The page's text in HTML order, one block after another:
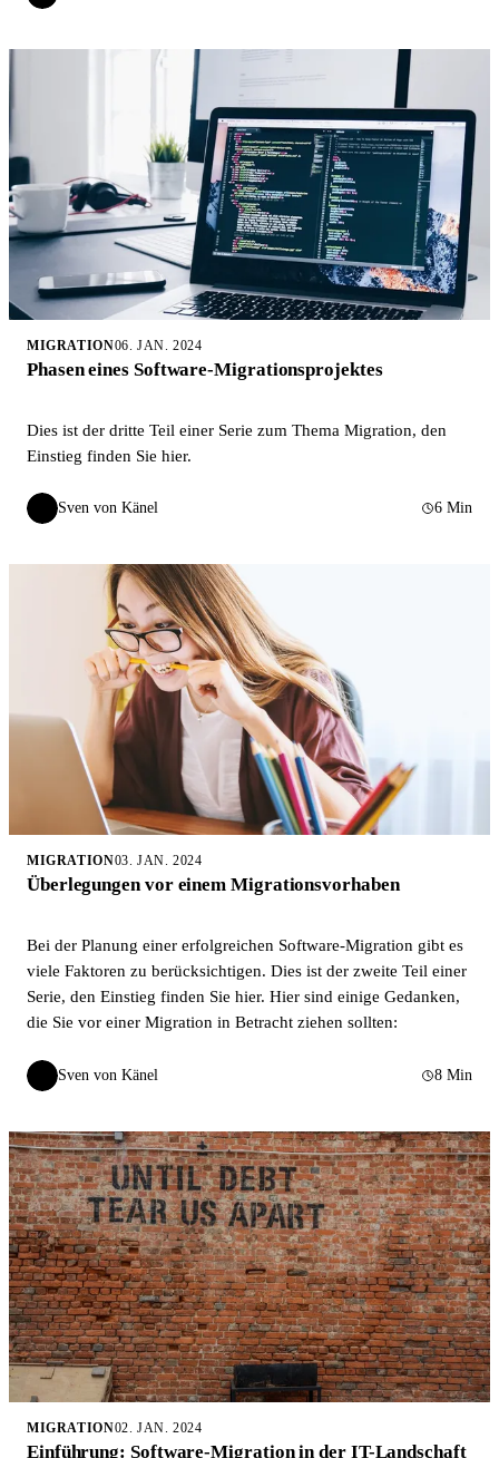
MIGRATION06. JAN. 2024
Phasen eines Software-Migrationsprojektes
Dies ist der dritte Teil einer Serie zum Thema Migration, den
Einstieg finden Sie hier.
Sven von Känel 6 Min
MIGRATION03. JAN. 2024
Überlegungen vor einem Migrationsvorhaben
Bei der Planung einer erfolgreichen Software-Migration gibt es
viele Faktoren zu berücksichtigen. Dies ist der zweite Teil einer
Serie, den Einstieg finden Sie hier. Hier sind einige Gedanken,
die Sie vor einer Migration in Betracht ziehen sollten:
Sven von Känel 8 Min
MIGRATION02. JAN. 2024
Einführung: Software-Migration in der IT-Landschaft